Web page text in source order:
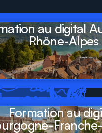
au digital
Rhône-Alpes
Formation au